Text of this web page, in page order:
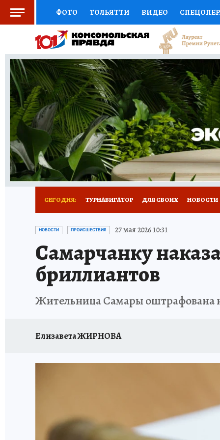
ФОТО ТОЛЬЯТТИ ВИДЕО
СОЦПОДДЕРЖКА НАУКА СПОРТ
ВЫБОР ЭКСПЕРТОВ ДОКТОР
КНИЖНАЯ ПОЛКА ПРОГНОЗЫ НА СПОРТ
ПРЕСС-ЦЕНТР НЕДВИЖИМОСТЬ
КОЛЛЕКЦИИ КП РЕКЛАМА
СЕГОДНЯ: ТУРНАВИГАТОР ДЛЯ СВОИХ НОВОСТИ
НАДЕЖНЫЕ РАБОТОДАТЕЛИ
НОВЫЙ ГОД В САМАРЕ КП В МАХ
КУЙБЫШЕВ - ФРОНТУ
ЗАПОВЕДНАЯ РОССИЯ СЧАСТЬЕ В СЕМЬЕ
НОВОСТИ ПРОИСШЕСТВИЯ 27 мая 2026 10:31
Самарчанку
бриллиантов
Жительница Самары оштрафована
Елизавета ЖИРНОВА